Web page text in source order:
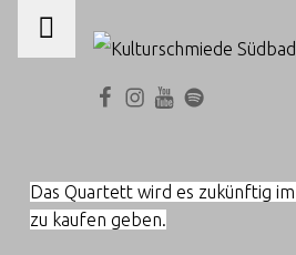
Das Quartett wird es zukünftig
zu kaufen geben.